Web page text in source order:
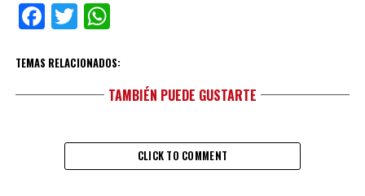
Facebook
TwitterWhatsApp
TEMAS RELACIONADOS:
TAMBIÉN PUEDE GUSTARTE
CLICK TO COMMENT